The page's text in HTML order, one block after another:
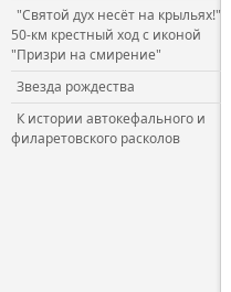
"Святой дух несёт на крыльях!"
50-км крестный ход с иконой
"Призри на смирение"
Звезда рождества
К истории автокефального и
филаретовского расколов